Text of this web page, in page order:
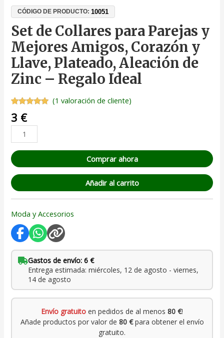
CÓDIGO DE PRODUCTO:10051
Set de Collares para Parejas y
Mejores Amigos, Corazón y
Llave, Plateado, Aleación de
Zinc – Regalo Ideal
con5.00
5 en base
valoración
de un
(1 valoración de cliente)
3 €
Comprar ahora
Añadir al carrito
Moda y Accesorios
Gastos de envío: 6 €
Entrega estimada: miércoles, 12 de agosto - viernes,
14 de agosto
Envío gratuito en pedidos de al menos 80 €!
Añade productos por valor de 80 €para obtener el envío
gratuito.